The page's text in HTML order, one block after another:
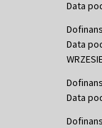
Data
Data
Data